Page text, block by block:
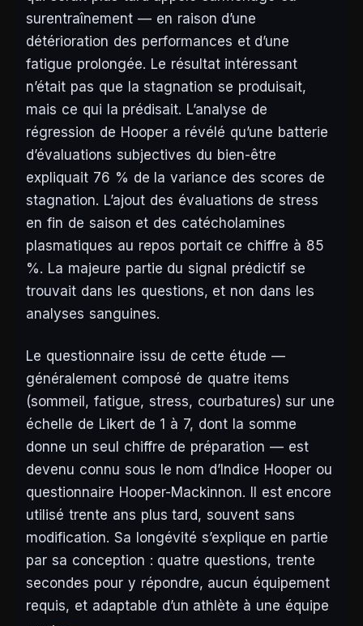
surentraînement — en raison d’une
détérioration des performances et d’une
fatigue prolongée. Le résultat intéressant
n’était pas que la stagnation se produisait,
mais ce qui la prédisait. L’analyse de
régression de Hooper a révélé qu’une batterie
d’évaluations subjectives du bien-être
expliquait 76 % de la variance des scores de
stagnation. L’ajout des évaluations de stress
en fin de saison et des catécholamines
plasmatiques au repos portait ce chiffre à 85
%. La majeure partie du signal prédictif se
trouvait dans les questions, et non dans les
analyses sanguines.
Le questionnaire issu de cette étude —
généralement composé de quatre items
(sommeil, fatigue, stress, courbatures) sur une
échelle de Likert de 1 à 7, dont la somme
donne un seul chiffre de préparation — est
devenu connu sous le nom d’Indice Hooper ou
questionnaire Hooper-Mackinnon. Il est encore
utilisé trente ans plus tard, souvent sans
modification. Sa longévité s’explique en partie
par sa conception : quatre questions, trente
secondes pour y répondre, aucun équipement
requis, et adaptable d’un athlète à une équipe